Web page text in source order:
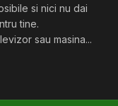
si nici nu dai
tine.
sau masina...